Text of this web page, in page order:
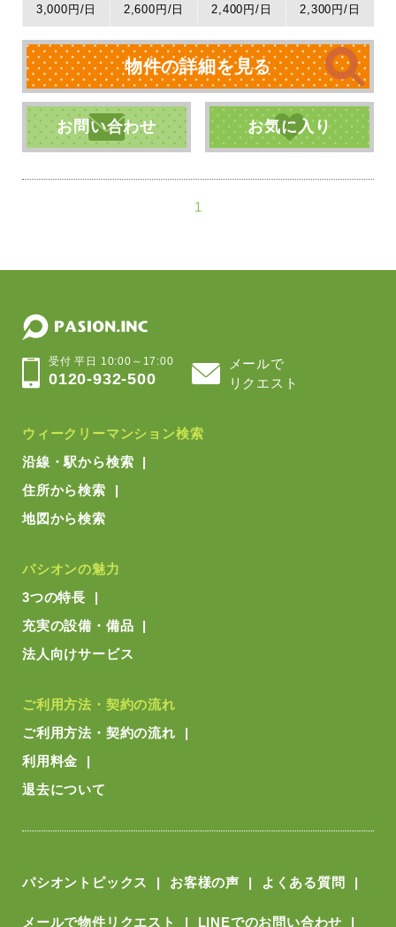
3,000円/日 2,600円/日 2,400円/日 2,300円/日
物件の詳細を見る
お問い合わせ お気に入り
1
受付 平日 10:00～17:00
0120-932-500
メールで
リクエスト
ウィークリーマンション検索
沿線・駅から検索
住所から検索
地図から検索
パシオンの魅力
3つの特長
充実の設備・備品
法人向けサービス
ご利用方法・契約の流れ
ご利用方法・契約の流れ
利用料金
退去について
パシオントピックス お客様の声 よくある質問
メールで物件リクエスト LINEでのお問い合わせ